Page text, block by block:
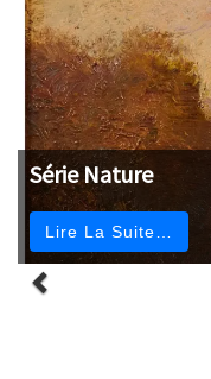
Série Nature
Lire La Suite…